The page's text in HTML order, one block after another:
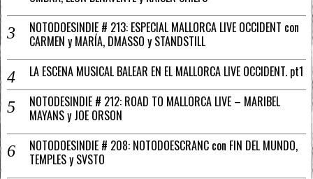
NOTODOESINDIE # 213: ESPECIAL MALLORCA LIVE OCCIDENT con
CARMEN y MARÍA, DMASSO y STANDSTILL
LA ESCENA MUSICAL BALEAR EN EL MALLORCA LIVE OCCIDENT. pt1
NOTODESINDIE # 212: ROAD TO MALLORCA LIVE – MARIBEL
MAYANS y JOE ORSON
NOTODOESINDIE # 208: NOTODOESCRANC con FIN DEL MUNDO,
TEMPLES y SVSTO